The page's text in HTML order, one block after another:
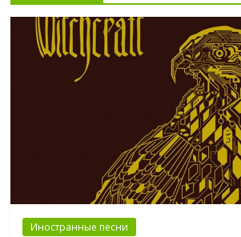
Иностранные песни